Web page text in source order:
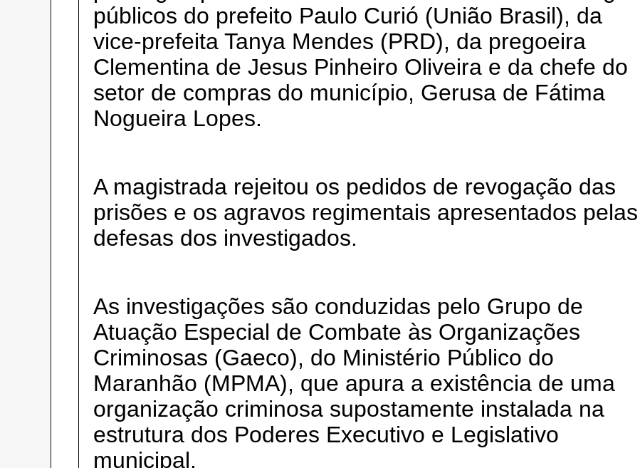
públicos do prefeito Paulo Curió (União Brasil), da
vice-prefeita Tanya Mendes (PRD), da pregoeira
Clementina de Jesus Pinheiro Oliveira e da chefe do
setor de compras do município, Gerusa de Fátima
Nogueira Lopes.
A magistrada rejeitou os pedidos de revogação das
prisões e os agravos regimentais apresentados pelas
defesas dos investigados.
As investigações são conduzidas pelo Grupo de
Atuação Especial de Combate às Organizações
Criminosas (Gaeco), do Ministério Público do
Maranhão (MPMA), que apura a existência de uma
organização criminosa supostamente instalada na
estrutura dos Poderes Executivo e Legislativo
municipal.